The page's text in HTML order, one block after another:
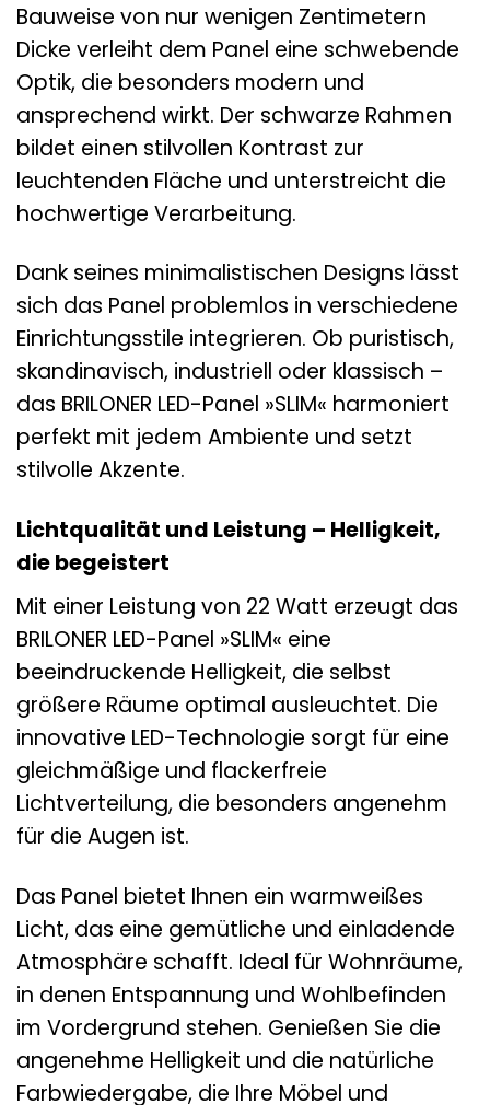
Bauweise von nur wenigen Zentimetern
Dicke verleiht dem Panel eine schwebende
Optik, die besonders modern und
ansprechend wirkt. Der schwarze Rahmen
bildet einen stilvollen Kontrast zur
leuchtenden Fläche und unterstreicht die
hochwertige Verarbeitung.
Dank seines minimalistischen Designs lässt
sich das Panel problemlos in verschiedene
Einrichtungsstile integrieren. Ob puristisch,
skandinavisch, industriell oder klassisch –
das BRILONER LED-Panel »SLIM« harmoniert
perfekt mit jedem Ambiente und setzt
stilvolle Akzente.
Lichtqualität und Leistung – Helligkeit,
die begeistert
Mit einer Leistung von 22 Watt erzeugt das
BRILONER LED-Panel »SLIM« eine
beeindruckende Helligkeit, die selbst
größere Räume optimal ausleuchtet. Die
innovative LED-Technologie sorgt für eine
gleichmäßige und flackerfreie
Lichtverteilung, die besonders angenehm
für die Augen ist.
Das Panel bietet Ihnen ein warmweißes
Licht, das eine gemütliche und einladende
Atmosphäre schafft. Ideal für Wohnräume,
in denen Entspannung und Wohlbefinden
im Vordergrund stehen. Genießen Sie die
angenehme Helligkeit und die natürliche
Farbwiedergabe, die Ihre Möbel und